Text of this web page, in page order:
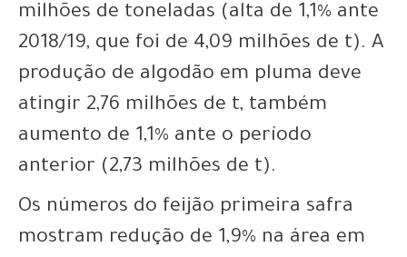
milhões de toneladas (alta de 1,1% ante
2018/19, que foi de 4,09 milhões de t). A
produção de algodão em pluma deve
atingir 2,76 milhões de t, também
aumento de 1,1% ante o período
anterior (2,73 milhões de t).
Os números do feijão primeira safra
mostram redução de 1,9% na área em